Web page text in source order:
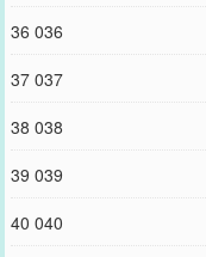
36 036
37 037
38 038
39 039
40 040